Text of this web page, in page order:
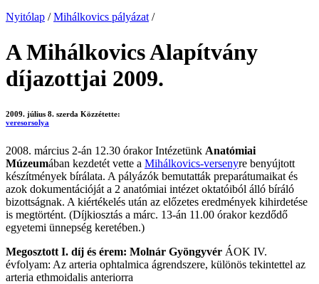
Nyitólap / Mihálkovics pályázat /
A Mihálkovics Alapítvány
díjazottjai 2009.
2009. július 8. szerda Közzétette:
veresorsolya
2008. március 2-án 12.30 órakor Intézetünk Anatómiai
Múzeumában kezdetét vette a Mihálkovics-versenyre benyújtott
készítmények bírálata. A pályázók bemutatták preparátumaikat és
azok dokumentációját a 2 anatómiai intézet oktatóiból álló bíráló
bizottságnak. A kiértékelés után az előzetes eredmények kihirdetése
is megtörtént. (Díjkiosztás a márc. 13-án 11.00 órakor kezdődő
egyetemi ünnepség keretében.)
Megosztott I. díj és érem: Molnár Gyöngyvér ÁOK IV.
évfolyam: Az arteria ophtalmica ágrendszere, különös tekintettel az
arteria ethmoidalis anteriorra